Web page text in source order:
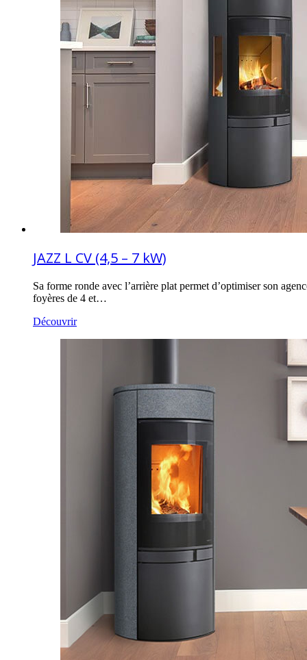
JAZZ L CV (4,5 – 7 kW)
Sa forme ronde avec l’arrière plat permet d’optimiser son
foyères de 4 et…
Découvrir